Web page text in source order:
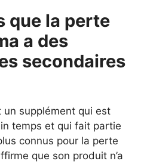
que la perte
a des
secondaires
un supplément qui est
temps et qui fait partie
connus pour la perte
que son produit n’a